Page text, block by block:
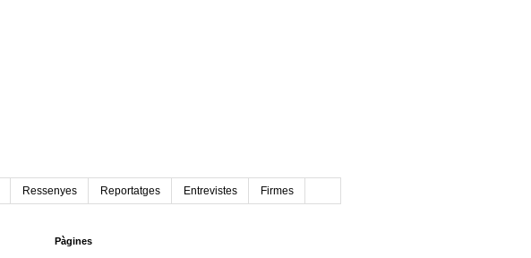
Ressenyes Reportatges Entrevistes Firmes
Pàgines